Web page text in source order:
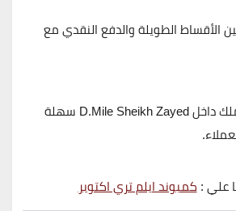
الأقساط الطويلة والدفع النقدي مع
داخلD.Mile Sheikh Zayed سهلة
علي :كمبوند ايلم تري اكتوبر